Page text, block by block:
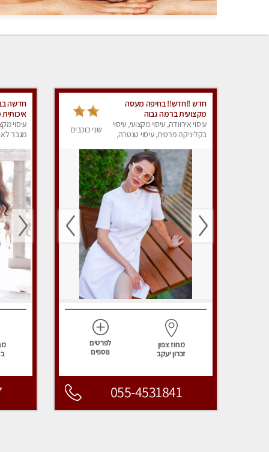
חדש !!חדש!! בחיפה מעסה
מקצועית ברמה גבוה
עיסוי אירוודה, עיסוי מקצועי, עיסוי
בקליניקה פרטית, עיסוי טנטרה,
עיסוי מפנק
שני כוכבים
מחוז צפון
זכרון יעקב
לפרטים
נוספים
055-4531841
חדשה
עיסוי
מגבר